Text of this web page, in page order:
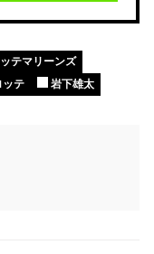
テマリーンズ
ッテ 岩下雄太